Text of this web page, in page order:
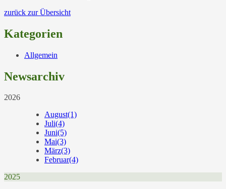
zurück zur Übersicht
Kategorien
Allgemein
Newsarchiv
2026
August(1)
Juli(4)
Juni(5)
Mai(3)
März(3)
Februar(4)
2025